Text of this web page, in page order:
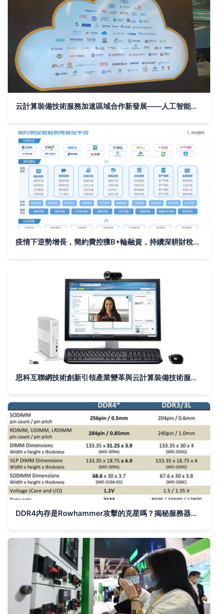
云計算裝備技術服務加速區域合作新發展——人工智能賦能與產業協同新范式
疫情下逆勢增長，簡約費控獲B+輪融資，持續深耕財稅數字化轉型與云計算裝備技術服務
思科互聯網技術創新引領產業變革與云計算裝備技術服務升級
DDR4內存是Rowhammer攻擊的克星嗎？揭秘服務器云計算環境下的內存安全防線